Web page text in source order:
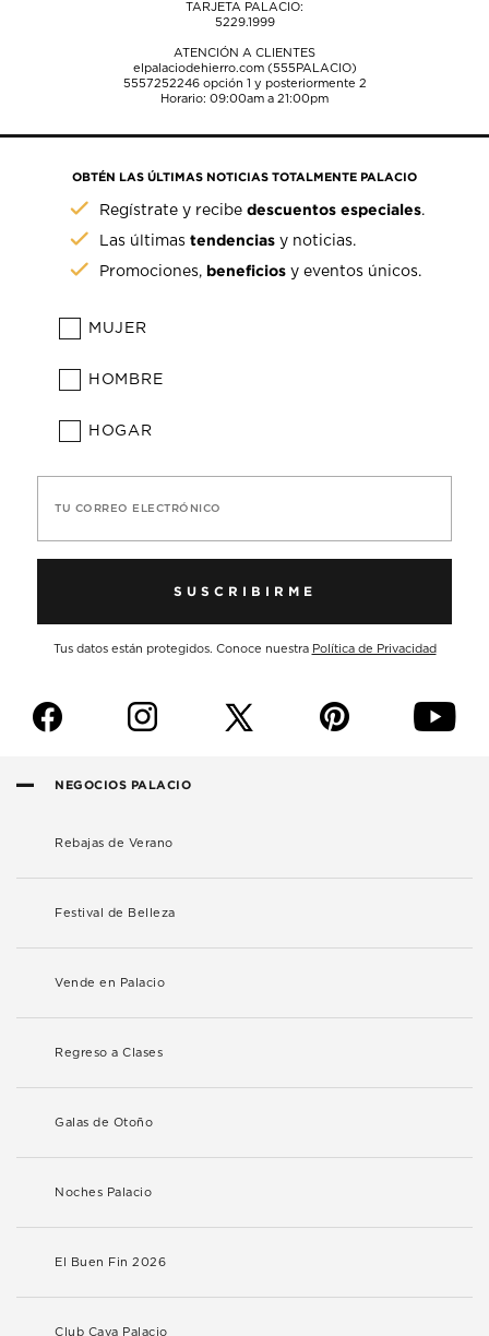
TARJETA PALACIO:
5229.1999
ATENCIÓN A CLIENTES
elpalaciodehierro.com (555PALACIO)
5557252246opción 1 y posteriormente 2
Horario: 09:00am a 21:00pm
OBTÉN LAS ÚLTIMAS NOTICIAS TOTALMENTE PALACIO
Regístrate y recibedescuentos especiales.
Las últimastendencias y noticias.
Promociones, beneficios y eventos únicos.
MUJER
HOMBRE
HOGAR
TU CORREO ELECTRÓNICO
SUSCRIBIRME
Tus datos están protegidos. Conoce nuestra Política de Privacidad
f i p y
NEGOCIOS PALACIO
Rebajas de Verano
Festival de Belleza
Vende en Palacio
Regreso a Clases
Galas de Otoño
Noches Palacio
El Buen Fin 2026
Club Cava Palacio